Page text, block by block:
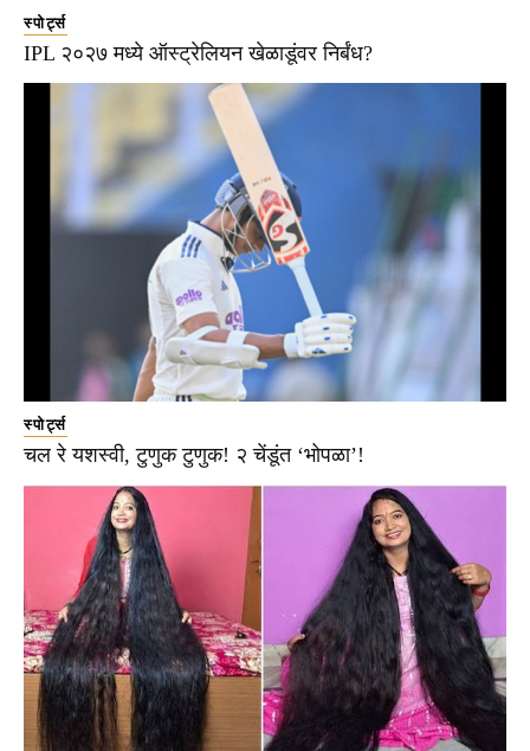
स्पोर्ट्स
IPL २०२७ मध्ये ऑस्ट्रेलियन खेळाडूंवर निर्बंध?
स्पोर्ट्स
चल रे यशस्वी, टुणुक टुणुक! २ चेंडूंत ‘भोपळा’!